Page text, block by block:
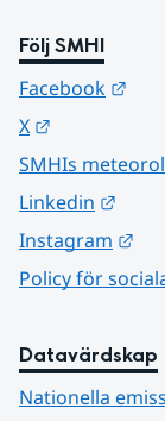
Följ SMHI
Facebook
X
SMHIs
Linkedin
Instagram
Policy för
Datavärdskap
Nationella